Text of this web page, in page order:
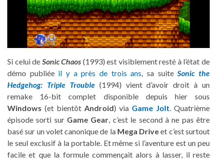
Si celui de Sonic Chaos (1993) est visiblement resté à l’état de
démo publiée il y a près de trois ans, sa suiteSonic the
Hedgehog: Triple Trouble(1994) vient d’avoir droit à un
remake 16-bit complet disponible depuis hier sous
Windows (et bientôt Android) via Game Jolt. Quatrième
épisode sorti sur Game Gear, c’est le second à ne pas être
basé sur un volet canonique de la Mega Driveet c’est surtout
le seul exclusif à la portable. Et même si l’aventure est un peu
facile et que la formule commençait alors à lasser, il reste